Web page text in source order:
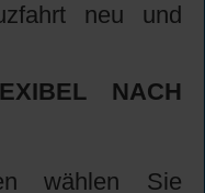
neu und
NACH
wählen Sie